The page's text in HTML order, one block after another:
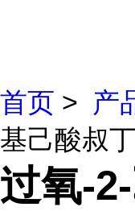
首页 > 产
基己酸叔
过氧-